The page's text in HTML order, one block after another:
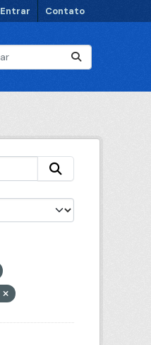
Entrar Contato